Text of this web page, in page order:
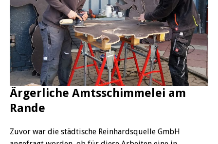
Ärgerliche Amtsschimmelei am
Rande
Zuvor war die städtische Reinhardsquelle GmbH